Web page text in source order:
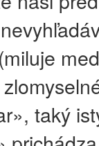
taký